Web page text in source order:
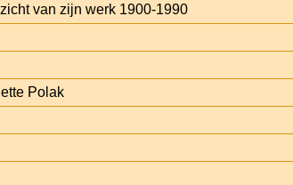
van zijn werk 1900-1990
Polak